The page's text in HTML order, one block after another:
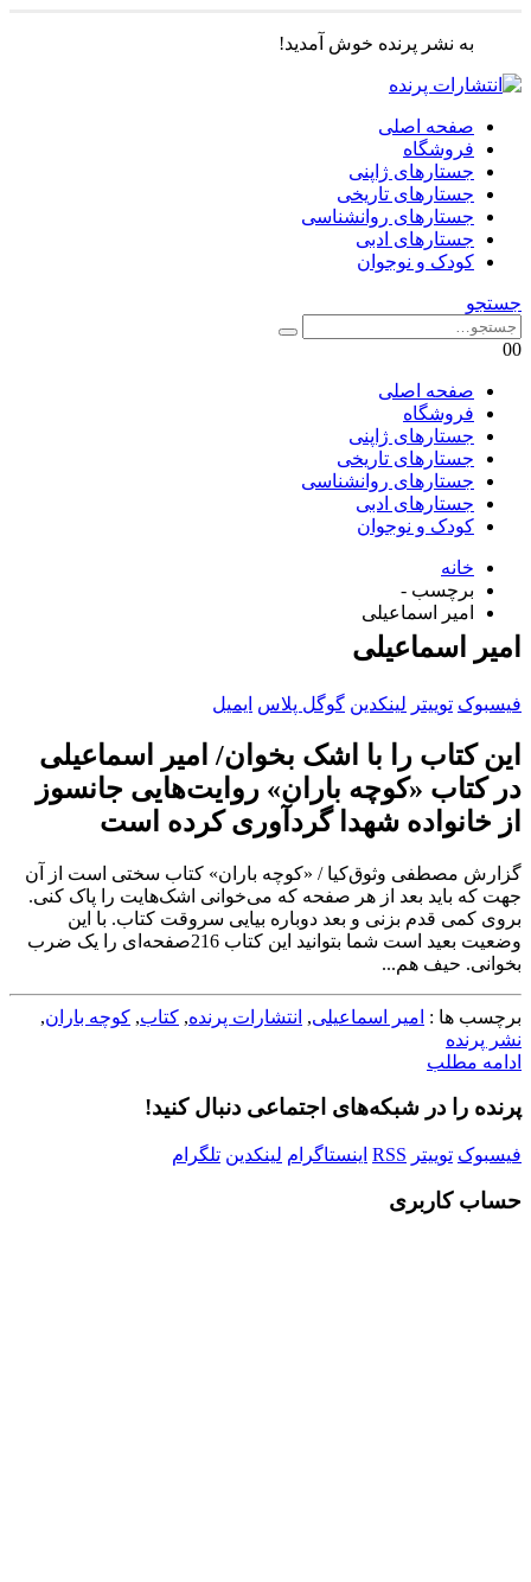
به نشر پرنده خوش آمدید!
صفحه اصلی
فروشگاه
جستارهای ژاپنی
جستارهای تاریخی
جستارهای روانشناسی
جستارهای ادبی
کودک و نوجوان
جستجو
00
صفحه اصلی
فروشگاه
جستارهای ژاپنی
جستارهای تاریخی
جستارهای روانشناسی
جستارهای ادبی
کودک و نوجوان
خانه
برچسب -
امیر اسماعیلی
امیر اسماعیلی
فیسبوک توییتر لینکدین گوگل پلاس ایمیل
این کتاب را با اشک بخوان/ امیر اسماعیلی
در کتاب «کوچه باران» روایت‌هایی جانسوز
از خانواده شهدا گردآوری کرده است
گزارش مصطفی وثوق‌کیا / «کوچه باران» کتاب سختی است از آن
جهت که باید بعد از هر صفحه که می‌خوانی اشک‌هایت را پاک کنی.
بروی کمی قدم بزنی و بعد دوباره بیایی سروقت کتاب. با این
وضعیت بعید است شما بتوانید این کتاب 216‌صفحه‌ای را یک ضرب
بخوانی. حیف هم...
برچسب ها : امیر اسماعیلی, انتشارات پرنده, کتاب, کوچه باران,
نشر پرنده
ادامه مطلب
پرنده را در شبکه‌های اجتماعی دنبال کنید!
فیسبوک توییتر RSS اینستاگرام لینکدین تلگرام
حساب کاربری